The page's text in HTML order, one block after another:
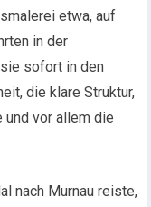
etwa, auf
in der
sofort in den
die klare Struktur,
vor allem die
nach Murnau reiste,